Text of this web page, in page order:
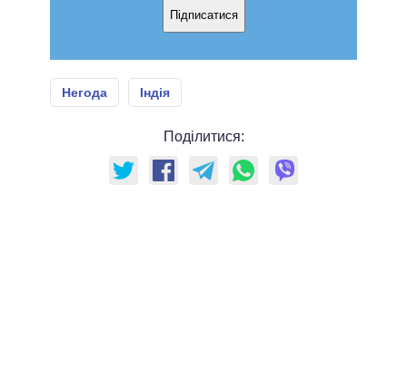
Підписатися
Негода Індія
Поділитися: